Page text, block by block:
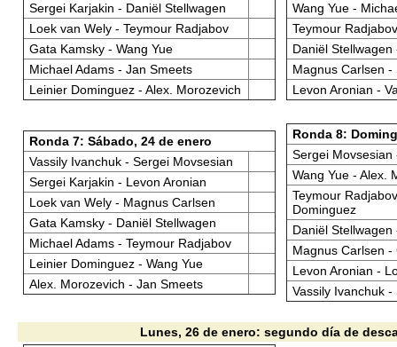
Sergei Karjakin - Daniël Stellwagen
Loek van Wely - Teymour Radjabov
Gata Kamsky - Wang Yue
Michael Adams - Jan Smeets
Leinier Dominguez - Alex. Morozevich
Wang Yue -
Teymour
Daniël
Magnus Carlsen -
Levon Aronian -
Ronda 7: Sábado, 24 de enero
Vassily Ivanchuk - Sergei Movsesian
Sergei Karjakin - Levon Aronian
Loek van Wely - Magnus Carlsen
Gata Kamsky - Daniël Stellwagen
Michael Adams - Teymour Radjabov
Leinier Dominguez - Wang Yue
Alex. Morozevich - Jan Smeets
Ronda 8:
Sergei Movsesian
Wang Yue - Alex.
Teymour
Dominguez
Daniël
Magnus Carlsen -
Levon Aronian -
Vassily Ivanchuk
Lunes, 26 de enero: segundo día de